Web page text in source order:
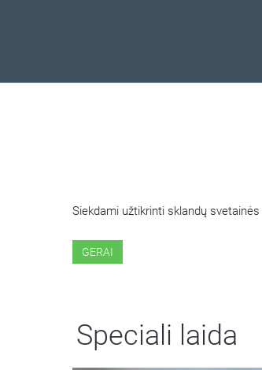
Siekdami užtikrinti sklandų
GERAI
Speciali laida